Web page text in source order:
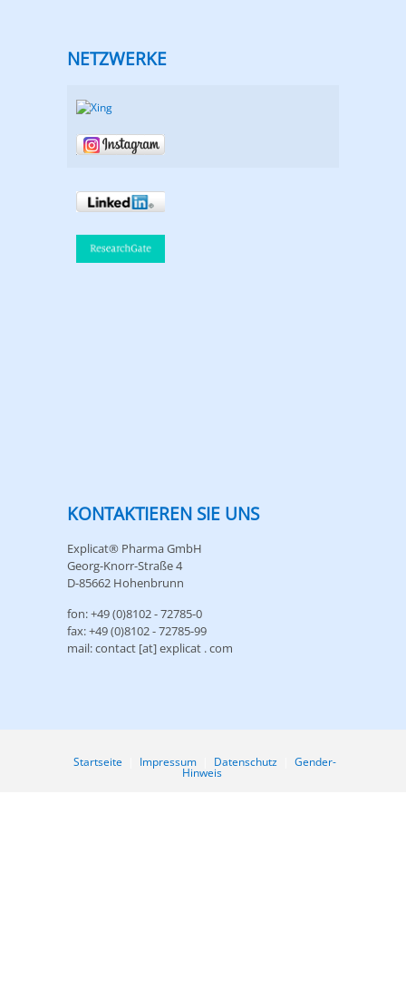
NETZWERKE
KONTAKTIEREN SIE UNS
Explicat® Pharma GmbH
Georg-Knorr-Straße 4
D-85662 Hohenbrunn
fon: +49 (0)8102 - 72785-0
fax: +49 (0)8102 - 72785-99
mail: contact [at] explicat . com
Startseite Impressum Datenschutz Gender-
Hinweis